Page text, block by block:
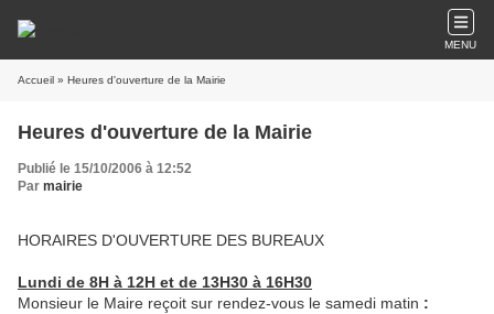
MENU
Accueil » Heures d'ouverture de la Mairie
Heures d'ouverture de la Mairie
Publié le 15/10/2006 à 12:52
Par mairie
HORAIRES D'OUVERTURE DES BUREAUX
Lundi de 8H à 12H et de 13H30 à 16H30
Monsieur le Maire reçoit sur rendez-vous le samedi matin :